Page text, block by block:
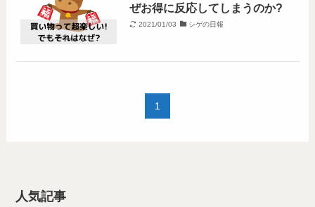
ぜお得に反応してしまうのか?
2021/01/03 シゲの日報
1
人気記事